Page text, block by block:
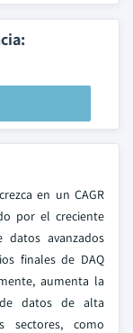
en un CAGR
por el creciente
datos avanzados
finales de DAQ
aumenta la
datos de alta
sectores, como